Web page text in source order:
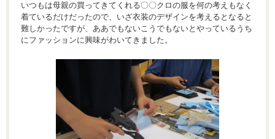
いつもは母親の買ってきてくれる〇〇クロの服を何の考えもなく
着ているだけだったので、いざ衣装のデザインを考えるとなると
難しかったですが、ああでもないこうでもないとやっているうち
にファッションに興味がわいてきました。